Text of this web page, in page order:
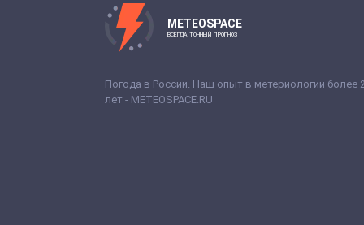
METEOSPACE
ВСЕГДА ТОЧНЫЙ ПРОГНОЗ
Погода в России. Наш опыт в метериологии более
лет - METEOSPACE.RU